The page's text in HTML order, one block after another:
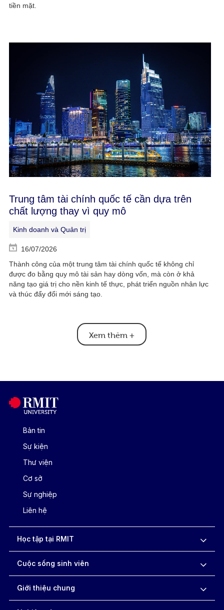
tiền mặt.
Trung tâm tài chính quốc tế cần dựa trên
chất lượng thay vì quy mô
Kinh doanh và Quản trị
16/07/2026
Thành công của một trung tâm tài chính quốc tế không chỉ
được đo bằng quy mô tài sản hay dòng vốn, mà còn ở khả
năng tạo giá trị cho nền kinh tế thực, phát triển nguồn nhân lực
và thúc đẩy đổi mới sáng tạo.
Xem thêm +
Bản tin
Sự kiện
Thư viện
Cơ sở
Sự nghiệp
Liên hệ
Học tập tại RMIT
Cuộc sống sinh viên
Giới thiệu chung